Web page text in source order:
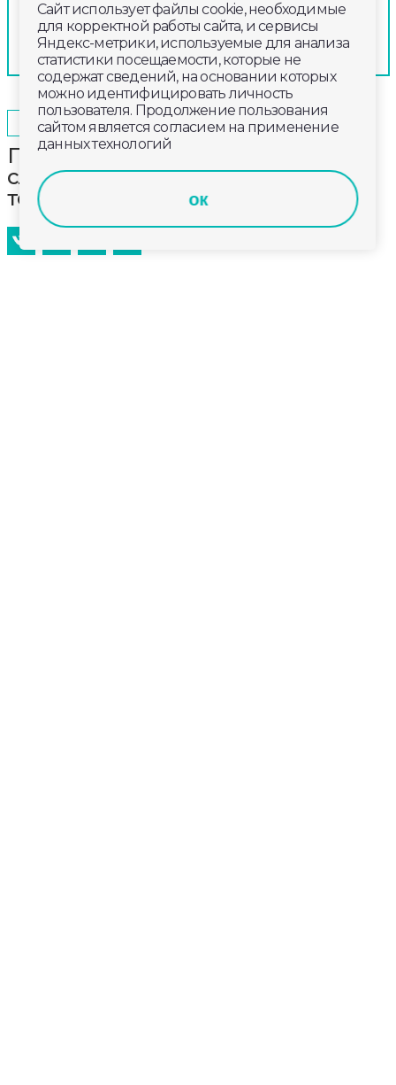
ПРОИСШЕСТВИЯ 2025-04-19 15:33
Прямую трансляцию пасхальной
службы во Владимире проведет
телеканал Губерния-33
Сайт использует файлы cookie, необходимые
для корректной работы сайта, и сервисы
Яндекс-метрики, используемые для анализа
статистики посещаемости, которые не
содержат сведений, на основании которых
можно идентифицировать личность
пользователя. Продолжение пользования
сайтом является согласием на применение
данных технологий
ок